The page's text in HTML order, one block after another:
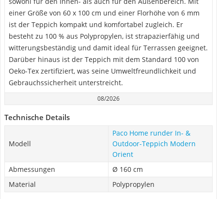
einer Größe von 60 x 100 cm und einer Florhöhe von 6 mm
ist der Teppich kompakt und komfortabel zugleich. Er
besteht zu 100 % aus Polypropylen, ist strapazierfähig und
witterungsbeständig und damit ideal für Terrassen geeignet.
Darüber hinaus ist der Teppich mit dem Standard 100 von
Oeko-Tex zertifiziert, was seine Umweltfreundlichkeit und
Gebrauchssicherheit unterstreicht.
08/2026
Technische Details
Modell
Paco Home runder In- &
Outdoor-Teppich Modern
Orient
Abmessungen
Ø 160 cm
Material
Polypropylen